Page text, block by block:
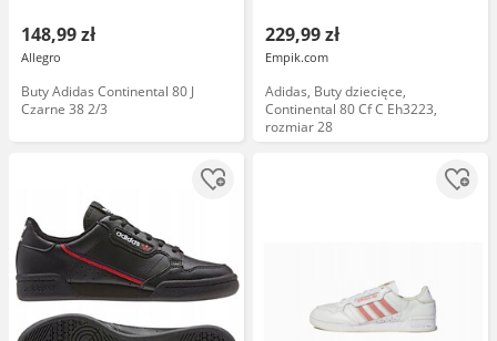
148,99 zł
Allegro
Buty Adidas Continental 80 J
Czarne 38 2/3
229,99 zł
Empik.com
Adidas, Buty dziecięce,
Continental 80 Cf C Eh3223,
rozmiar 28